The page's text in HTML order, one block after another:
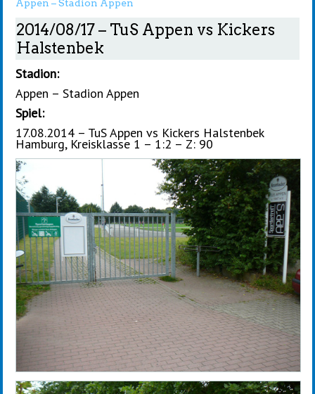
Appen – Stadion Appen
2014/08/17 – TuS Appen vs Kickers
Halstenbek
Stadion:
Appen – Stadion Appen
Spiel:
17.08.2014 – TuS Appen vs Kickers Halstenbek
Hamburg, Kreisklasse 1 – 1:2 – Z: 90